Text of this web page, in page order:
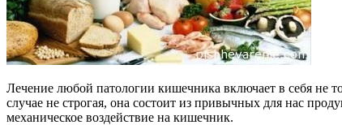
Лечение любой патологии кишечника включает в себя не
случае не строгая, она состоит из привычных для нас
механическое воздействие на кишечник.